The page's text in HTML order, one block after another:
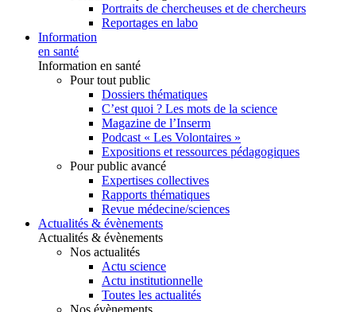
Portraits de chercheuses et de chercheurs
Reportages en labo
Information
en santé
Information en santé
Pour tout public
Dossiers thématiques
C’est quoi ? Les mots de la science
Magazine de l’Inserm
Podcast « Les Volontaires »
Expositions et ressources pédagogiques
Pour public avancé
Expertises collectives
Rapports thématiques
Revue médecine/sciences
Actualités & évènements
Actualités & évènements
Nos actualités
Actu science
Actu institutionnelle
Toutes les actualités
Nos évènements